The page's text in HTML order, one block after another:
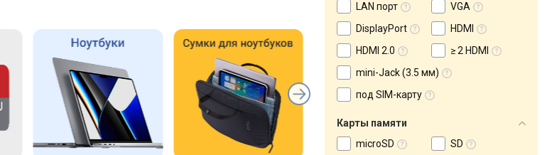
LAN порт
VGA
DisplayPort
HDMI
HDMI 2.0
≥ 2 HDMI
mini-Jack (3.5 мм)
под SIM-карту
Карты памяти
microSD
SD